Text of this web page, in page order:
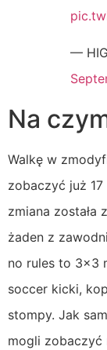
—
Na
Walkę w
zobaczyć już
zmiana została
żaden z
no rules to 3×3
soccer kicki,
stompy. Jak
mogli zobaczyć